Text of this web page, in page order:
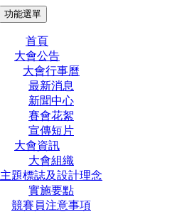
功能選單
首頁
大會公告
大會行事曆
最新消息
新聞中心
賽會花絮
宣傳短片
大會資訊
大會組織
主題標誌及設計理念
實施要點
競賽員注意事項